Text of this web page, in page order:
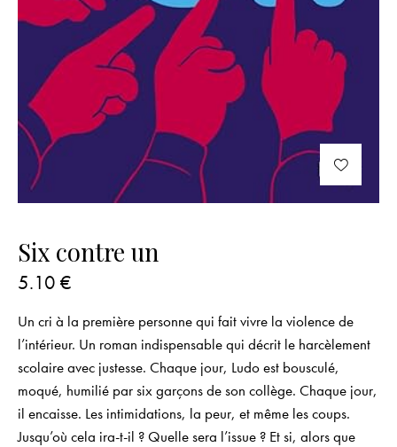
Six contre un
5.10 €
Un cri à la première personne qui fait vivre la violence de
l’intérieur. Un roman indispensable qui décrit le harcèlement
scolaire avec justesse. Chaque jour, Ludo est bousculé,
moqué, humilié par six garçons de son collège. Chaque jour,
il encaisse. Les intimidations, la peur, et même les coups.
Jusqu’où cela ira-t-il ? Quelle sera l’issue ? Et si, alors que